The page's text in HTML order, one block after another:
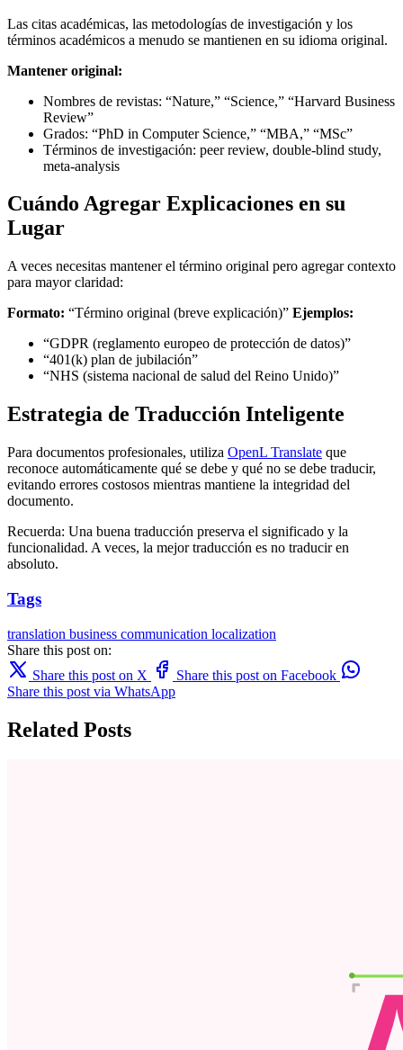
Las citas académicas, las metodologías de investigación y los
términos académicos a menudo se mantienen en su idioma original.
Mantener original:
Nombres de revistas: “Nature,” “Science,” “Harvard Business
Review”
Grados: “PhD in Computer Science,” “MBA,” “MSc”
Términos de investigación: peer review, double-blind study,
meta-analysis
Cuándo Agregar Explicaciones en su
Lugar
A veces necesitas mantener el término original pero agregar contexto
para mayor claridad:
Formato: “Término original (breve explicación)” Ejemplos:
“GDPR (reglamento europeo de protección de datos)”
“401(k) plan de jubilación”
“NHS (sistema nacional de salud del Reino Unido)”
Estrategia de Traducción Inteligente
Para documentos profesionales, utiliza OpenL Translate que
reconoce automáticamente qué se debe y qué no se debe traducir,
evitando errores costosos mientras mantiene la integridad del
documento.
Recuerda: Una buena traducción preserva el significado y la
funcionalidad. A veces, la mejor traducción es no traducir en
absoluto.
Tags
translation business communication localization
Share this post on:
Share this post on X
Share this post on Facebook
Share this post via WhatsApp
Related Posts